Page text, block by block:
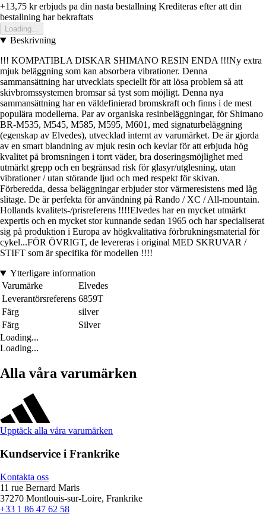
+13,75 krerbjuds pa din nasta bestallning Krediteras efter att din
bestallning har bekraftats
Loading...
Beskrivning
!!! KOMPATIBLA DISKAR SHIMANO RESIN ENDA !!!Ny extra
mjuk beläggning som kan absorbera vibrationer. Denna
sammansättning har utvecklats speciellt för att lösa problem så att
skivbromssystemen bromsar så tyst som möjligt. Denna nya
sammansättning har en väldefinierad bromskraft och finns i de mest
populära modellerna. Par av organiska resinbeläggningar, för Shimano
BR-M535, M545, M585, M595, M601, med signaturbeläggning
(egenskap av Elvedes), utvecklad internt av varumärket. De är gjorda
av en smart blandning av mjuk resin och kevlar för att erbjuda hög
kvalitet på bromsningen i torrt väder, bra doseringsmöjlighet med
utmärkt grepp och en begränsad risk för glasyr/utglesning, utan
vibrationer / utan störande ljud och med respekt för skivan.
Förberedda, dessa beläggningar erbjuder stor värmeresistens med låg
slitage. De är perfekta för användning på Rando / XC / All-mountain.
Hollands kvalitets-/prisreferens !!!!Elvedes har en mycket utmärkt
expertis och en mycket stor kunnande sedan 1965 och har specialiserat
sig på produktion i Europa av högkvalitativa förbrukningsmaterial för
cykel...FÖR ÖVRIGT, de levereras i original MED SKRUVAR /
STIFT som är specifika för modellen !!!!
Ytterligare information
Varumärke
Elvedes
Leverantörsreferens 6859T
Färg
silver
Färg
Silver
Loading...
Loading...
Alla våra varumärken
Upptäck alla våra varumärken
Kundservice i Frankrike
Kontakta oss
11 rue Bernard Maris
37270 Montlouis-sur-Loire, Frankrike
+33 1 86 47 62 58